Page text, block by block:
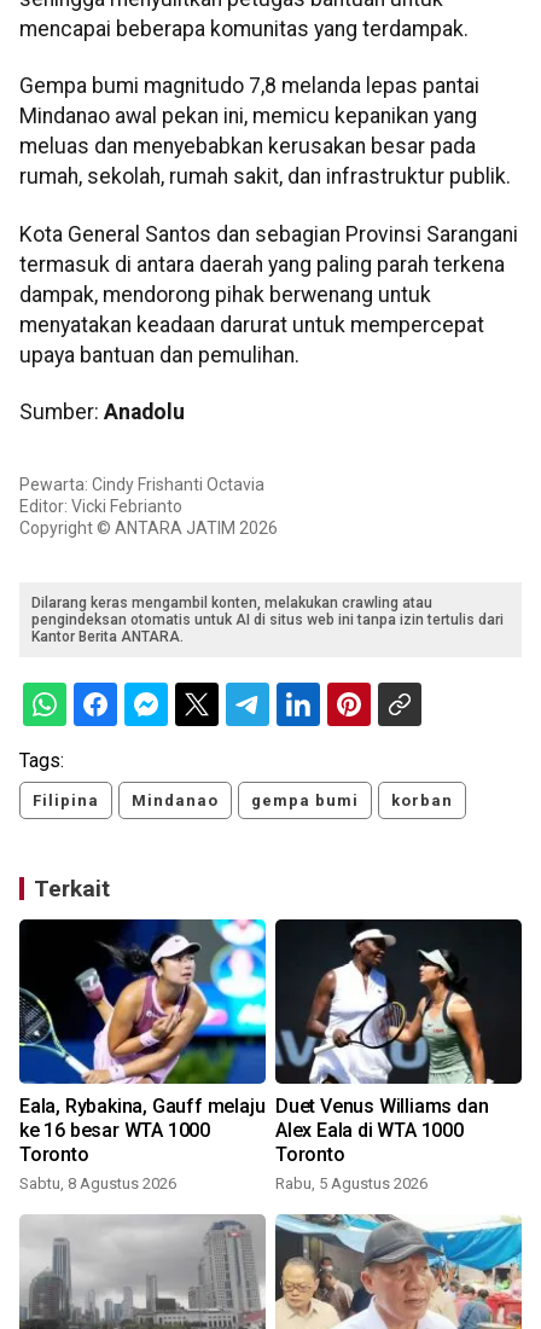
mencapai beberapa komunitas yang terdampak.
Gempa bumi magnitudo 7,8 melanda lepas pantai
Mindanao awal pekan ini, memicu kepanikan yang
meluas dan menyebabkan kerusakan besar pada
rumah, sekolah, rumah sakit, dan infrastruktur publik.
Kota General Santos dan sebagian Provinsi Sarangani
termasuk di antara daerah yang paling parah terkena
dampak, mendorong pihak berwenang untuk
menyatakan keadaan darurat untuk mempercepat
upaya bantuan dan pemulihan.
Sumber: Anadolu
Pewarta: Cindy Frishanti Octavia
Editor: Vicki Febrianto
Copyright © ANTARA JATIM 2026
Dilarang keras mengambil konten, melakukan crawling atau
pengindeksan otomatis untuk AI di situs web ini tanpa izin tertulis dari
Kantor Berita ANTARA.
Tags:
Filipina Mindanao gempa bumi korban
Terkait
Eala, Rybakina, Gauff melaju
ke 16 besar WTA 1000
Toronto
Sabtu, 8 Agustus 2026
Duet Venus Williams dan
Alex Eala di WTA 1000
Toronto
Rabu, 5 Agustus 2026